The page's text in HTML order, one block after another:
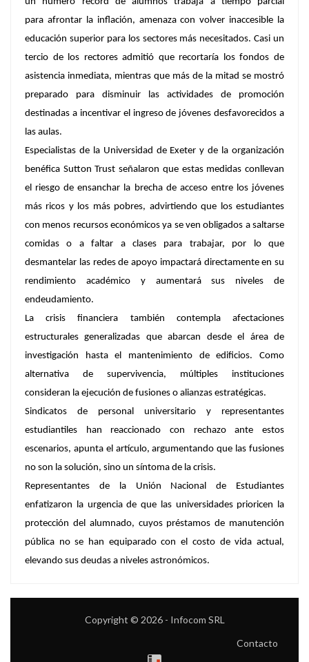
para afrontar la inflación, amenaza con volver inaccesible la
educación superior para los sectores más necesitados. Casi un
tercio de los rectores admitió que recortaría los fondos de
asistencia inmediata, mientras que más de la mitad se mostró
preparado para disminuir las actividades de promoción
destinadas a incentivar el ingreso de jóvenes desfavorecidos a
las aulas.
Especialistas de la Universidad de Exeter y de la organización
benéfica Sutton Trust señalaron que estas medidas conllevan
el riesgo de ensanchar la brecha de acceso entre los jóvenes
más ricos y los más pobres, advirtiendo que los estudiantes
con menos recursos económicos ya se ven obligados a saltarse
comidas o a faltar a clases para trabajar, por lo que
desmantelar las redes de apoyo impactará directamente en su
rendimiento académico y aumentará sus niveles de
endeudamiento.
La crisis financiera también contempla afectaciones
estructurales generalizadas que abarcan desde el área de
investigación hasta el mantenimiento de edificios. Como
alternativa de supervivencia, múltiples instituciones
consideran la ejecución de fusiones o alianzas estratégicas.
Sindicatos de personal universitario y representantes
estudiantiles han reaccionado con rechazo ante estos
escenarios, apunta el artículo,argumentando que las fusiones
no son la solución, sino un síntoma de la crisis.
Representantes de la Unión Nacional de Estudiantes
enfatizaron la urgencia de que las universidades prioricen la
protección del alumnado, cuyos préstamos de manutención
pública no se han equiparado con el costo de vida actual,
elevando sus deudas a niveles astronómicos.
Copyright © 2026 - Infocom SRL
Contacto